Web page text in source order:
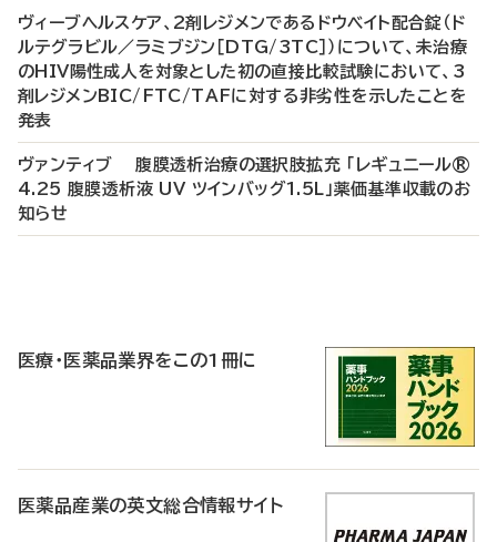
ヴィーブヘルスケア、2剤レジメンであるドウベイト配合錠（ド
ルテグラビル／ラミブジン［DTG/3TC］）について、未治療
のHIV陽性成人を対象とした初の直接比較試験において、3
剤レジメンBIC/FTC/TAFに対する非劣性を示したことを
発表
ヴァンティブ 腹膜透析治療の選択肢拡充 「レギュニール®
4.25 腹膜透析液 UV ツインバッグ1.5L」薬価基準収載のお
知らせ
医療・医薬品業界をこの1冊に
医薬品産業の英文総合情報サイト